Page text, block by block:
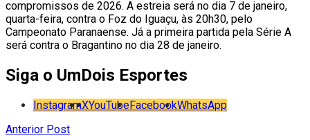
compromissos de 2026. A estreia será no dia 7 de janeiro,
quarta-feira, contra o Foz do Iguaçu, às 20h30, pelo
Campeonato Paranaense. Já a primeira partida pela Série A
será contra o Bragantino no dia 28 de janeiro.
Siga o UmDois Esportes
InstagramXYouTubeFacebookWhatsApp
Anterior Post